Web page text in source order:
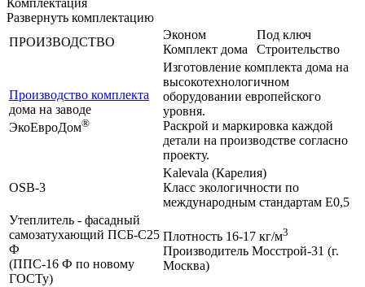
Развернуть комплектацию
ПРОИЗВОДСТВО
Эконом
Комплект дома
Под ключ
Строительство
Производство комплекта
дома на заводе
ЭкоЕвроДом®
Изготовление комплекта дома на
высокотехнологичном
оборудовании европейского
уровня.
Раскрой и маркировка каждой
детали на производстве согласно
проекту.
OSB-3
Kalevala (Карелия)
Класс экологичности по
международным стандартам Е0,5
Утеплитель - фасадный
самозатухающий ПСБ-С25
Ф
(ППС-16 Ф по новому
ГОСТу)
Плотность 16-17 кг/м3
Производитель Мосстрой-31 (г.
Москва)